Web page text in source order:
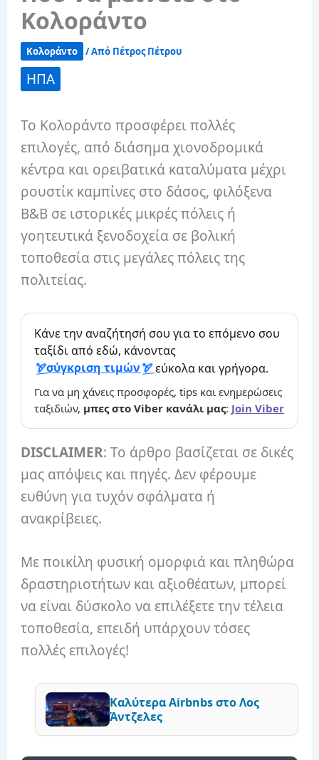
Κολοράντο
Κολοράντο / Από Πέτρος Πέτρου
ΗΠΑ
Το Κολοράντο προσφέρει πολλές
επιλογές, από διάσημα χιονοδρομικά
κέντρα και ορειβατικά καταλύματα μέχρι
ρουστίκ καμπίνες στο δάσος, φιλόξενα
B&B σε ιστορικές μικρές πόλεις ή
γοητευτικά ξενοδοχεία σε βολική
τοποθεσία στις μεγάλες πόλεις της
πολιτείας.
Κάνε την αναζήτησή σου για το επόμενο σου
ταξίδι από εδώ, κάνοντας
σύγκριση τιμών
εύκολα και γρήγορα.
Για να μη χάνεις προσφορές, tips και ενημερώσεις
ταξιδιών, μπες στο Viber κανάλι μας: Join Viber
DISCLAIMER: Το άρθρο βασίζεται σε δικές
μας απόψεις και πηγές. Δεν φέρουμε
ευθύνη για τυχόν σφάλματα ή
ανακρίβειες.
Με ποικίλη φυσική ομορφιά και πληθώρα
δραστηριοτήτων και αξιοθέατων, μπορεί
να είναι δύσκολο να επιλέξετε την τέλεια
τοποθεσία, επειδή υπάρχουν τόσες
πολλές επιλογές!
Καλύτερα Airbnbs στο Λος
Άντζελες